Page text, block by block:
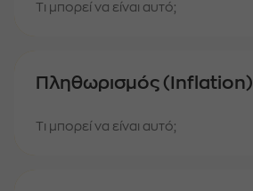
Τι μπορεί να είναι αυτό;
Πληθωρισμός (Inflation)
Τι μπορεί να είναι αυτό;